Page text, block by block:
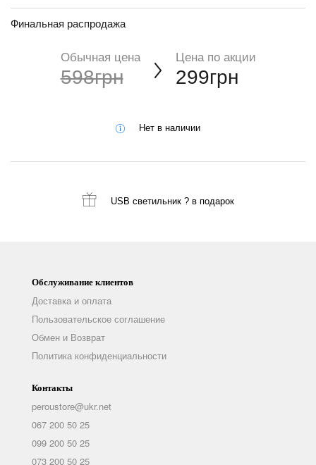
Финальная распродажа
Обычная цена
598грн
Цена по акции
299грн
Нет в наличии
USB светильник ?в подарок
Обслуживание клиентов
Доставка и оплата
Пользовательское соглашение
Обмен и Возврат
Политика конфиденциальности
Контакты
peroustore@ukr.net
067 200 50 25
099 200 50 25
073 200 50 25